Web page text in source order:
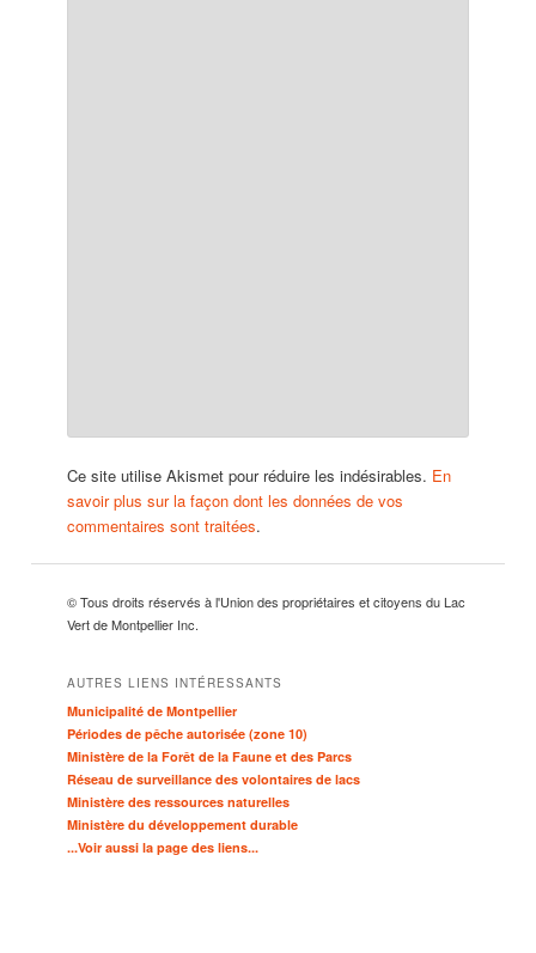
Ce site utilise Akismet pour réduire les indésirables. En
savoir plus sur la façon dont les données de vos
commentaires sont traitées.
© Tous droits réservés à l'Union des propriétaires et citoyens du Lac
Vert de Montpellier Inc.
AUTRES LIENS INTÉRESSANTS
Municipalité de Montpellier
Périodes de pêche autorisée (zone 10)
Ministère de la Forêt de la Faune et des Parcs
Réseau de surveillance des volontaires de lacs
Ministère des ressources naturelles
Ministère du développement durable
...Voir aussi la page des liens...